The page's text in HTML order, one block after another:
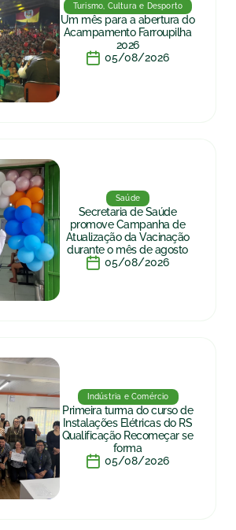
Turismo, Cultura e Desporto
Um mês para a abertura do
Acampamento Farroupilha
2026
05/08/2026
Saúde
Secretaria de Saúde
promove Campanha de
Atualização da Vacinação
durante o mês de agosto
05/08/2026
Indústria e Comércio
Primeira turma do curso de
Instalações Elétricas do RS
Qualificação Recomeçar se
forma
05/08/2026